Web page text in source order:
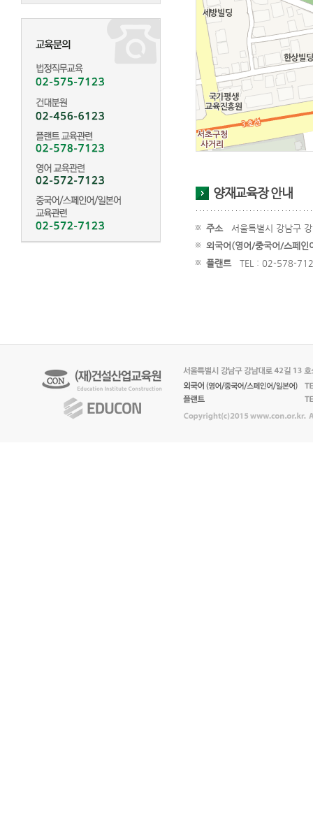
양재교육장 안내
주소서울특별시 강남구 강
외국어(영어/중국어/스페인
플랜트TEL : 02-578-